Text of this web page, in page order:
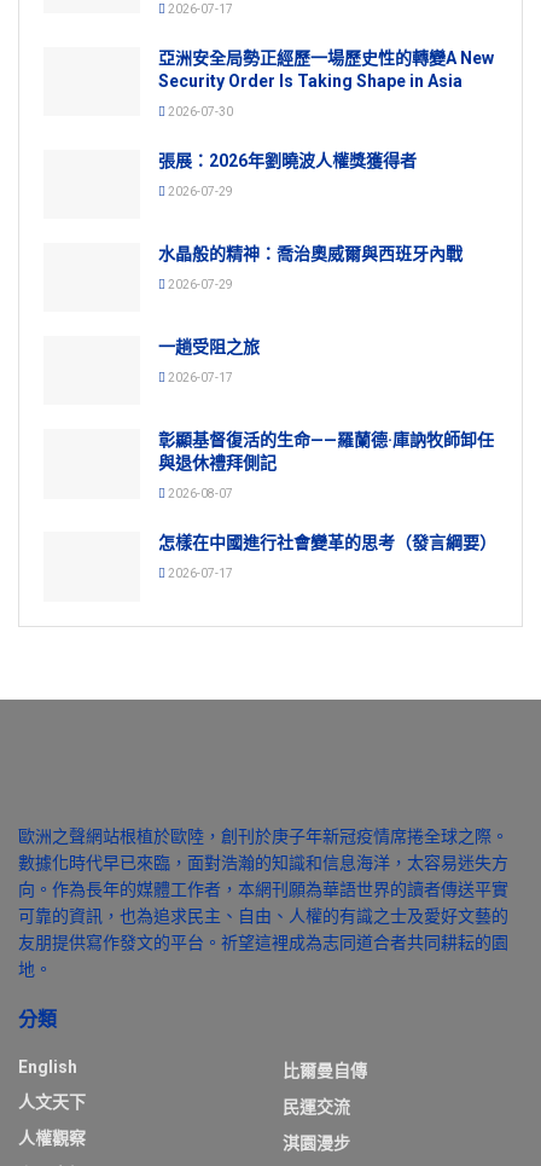
2026-07-17
亞洲安全局勢正經歷一場歷史性的轉變A New
Security Order Is Taking Shape in Asia
2026-07-30
張展：2026年劉曉波人權獎獲得者
2026-07-29
水晶般的精神：喬治奧威爾與西班牙內戰
2026-07-29
一趟受阻之旅
2026-07-17
彰顯基督復活的生命——羅蘭德·庫訥牧師卸任
與退休禮拜側記
2026-08-07
怎樣在中國進行社會變革的思考（發言綱要）
2026-07-17
歐洲之聲網站根植於歐陸，創刊於庚子年新冠疫情席捲全球之際。
數據化時代早已來臨，面對浩瀚的知識和信息海洋，太容易迷失方
向。作為長年的媒體工作者，本網刊願為華語世界的讀者傳送平實
可靠的資訊，也為追求民主、自由、人權的有識之士及愛好文藝的
友朋提供寫作發文的平台。祈望這裡成為志同道合者共同耕耘的園
地。
分類
English
人文天下
人權觀察
比爾曼自傳
民運交流
淇園漫步